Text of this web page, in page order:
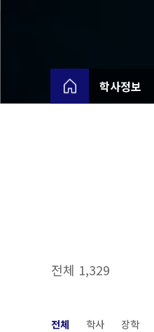
학사정보
전체 1,329
전체 학사 장학